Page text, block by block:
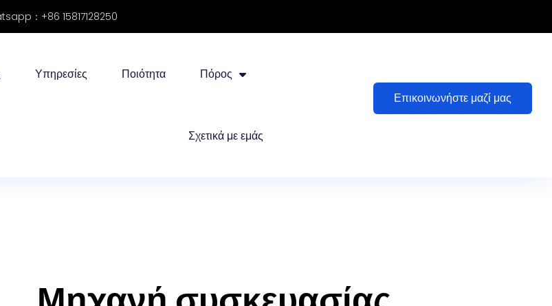
：+86 15817128250
Υπηρεσίες Ποιότητα Πόρος
Σχετικά με εμάς
Επικοινωνήστε μαζί μας